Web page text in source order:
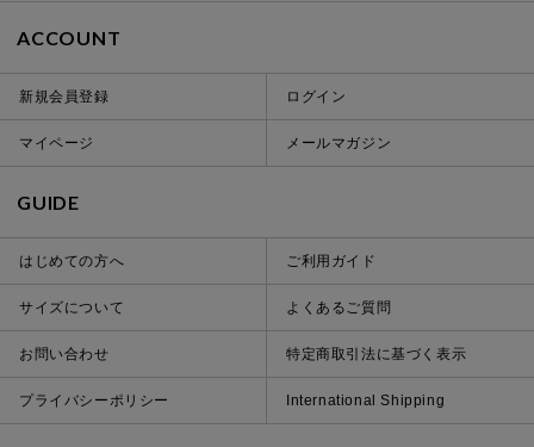
ACCOUNT
新規会員登録 ログイン
マイページ メールマガジン
GUIDE
はじめての方へ ご利用ガイド
サイズについて よくあるご質問
お問い合わせ 特定商取引法に基づく表示
プライバシーポリシー International Shipping